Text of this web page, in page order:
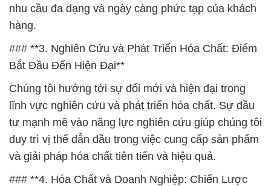
nhu cầu đa dạng và ngày càng phức tạp của khách
hàng.
### **3. Nghiên Cứu và Phát Triển Hóa Chất: Điểm
Bắt Đầu Đến Hiện Đại**
Chúng tôi hướng tới sự đổi mới và hiện đại trong
lĩnh vực nghiên cứu và phát triển hóa chất. Sự đầu
tư mạnh mẽ vào năng lực nghiên cứu giúp chúng tôi
duy trì vị thế dẫn đầu trong việc cung cấp sản phẩm
và giải pháp hóa chất tiên tiến và hiệu quả.
### **4. Hóa Chất và Doanh Nghiệp: Chiến Lược